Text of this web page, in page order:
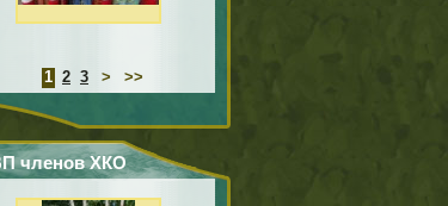
1 2 3 > >>
членов ХКО